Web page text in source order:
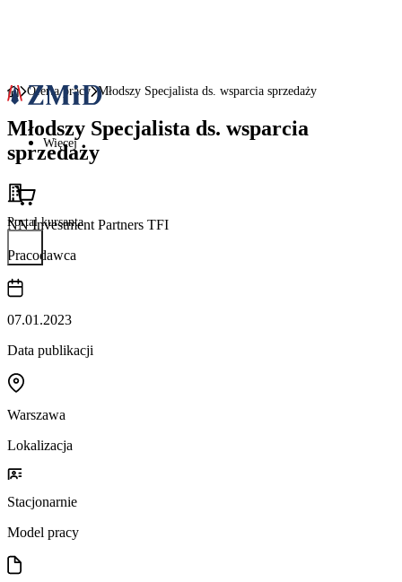
Więcej
Portal kursanta
Oferta pracy Młodszy Specjalista ds. wsparcia sprzedaży
Młodszy Specjalista ds. wsparcia
sprzedaży
NN Investment Partners TFI
Pracodawca
07.01.2023
Data publikacji
Warszawa
Lokalizacja
Stacjonarnie
Model pracy